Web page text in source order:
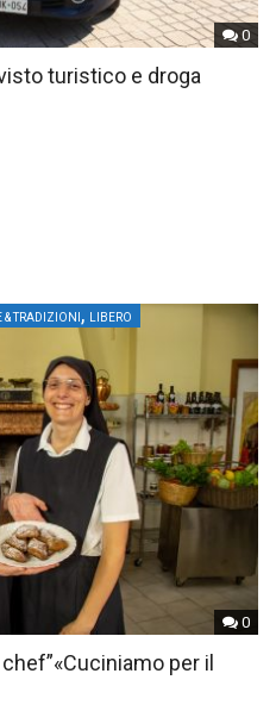
0
turistico e droga
0
& TRADIZIONI , LIBERO
per il